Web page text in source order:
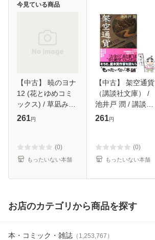
【中古】 暁のヨナ
12 (花とゆめコミ
ックス) / 草凪みず
ほ / 白泉社 [コミッ
261円
(0)
もったいない本舗
今見ている商品
【中古】 架空通貨
（講談社文庫） /
池井戸 潤 / 講談社
[文庫]【メール便送
261円
(0)
もったいない本舗
お店のカテゴリから商品を探す
本・コミック・雑誌 （ 1,253,767 ）